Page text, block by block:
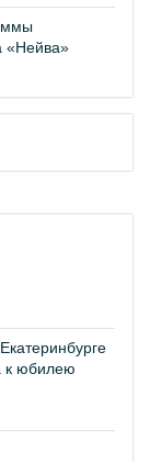
«Нейва»
к юбилею